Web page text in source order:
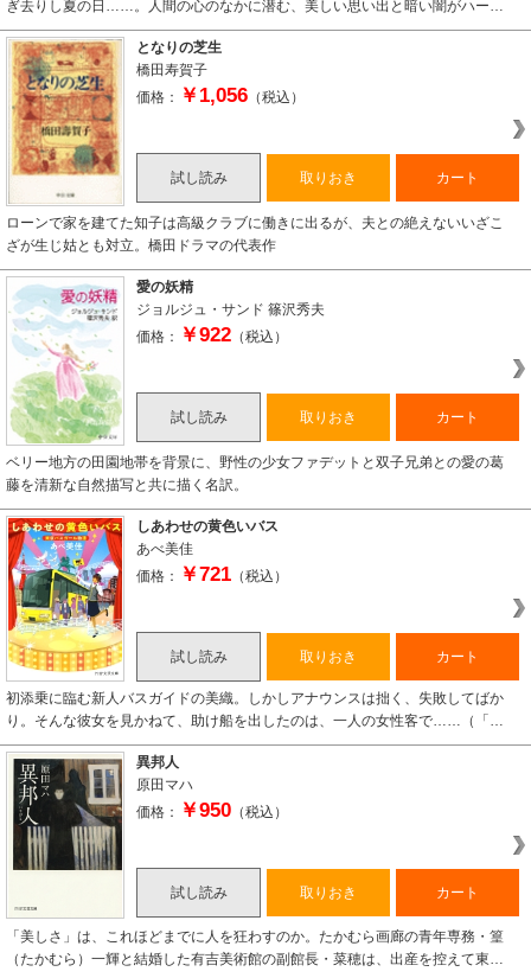
ぎ去りし夏の日……。人間の心のなかに潜む、美しい思い出と暗い闇がハー…
となりの芝生
橋田寿賀子
価格：
￥1,056 （税込）
試し読み 取りおき カート
ローンで家を建てた知子は高級クラブに働きに出るが、夫との絶えないいざこ
ざが生じ姑とも対立。橋田ドラマの代表作
愛の妖精
ジョルジュ・サンド 篠沢秀夫
価格：
￥922 （税込）
試し読み 取りおき カート
ベリー地方の田園地帯を背景に、野性の少女ファデットと双子兄弟との愛の葛
藤を清新な自然描写と共に描く名訳。
しあわせの黄色いバス
あべ美佳
価格：
￥721 （税込）
試し読み 取りおき カート
初添乗に臨む新人バスガイドの美織。しかしアナウンスは拙く、失敗してばか
り。そんな彼女を見かねて、助け船を出したのは、一人の女性客で……（「…
異邦人
原田マハ
価格：
￥950 （税込）
試し読み 取りおき カート
「美しさ」は、これほどまでに人を狂わすのか。たかむら画廊の青年専務・篁
（たかむら）一輝と結婚した有吉美術館の副館長・菜穂は、出産を控えて東…